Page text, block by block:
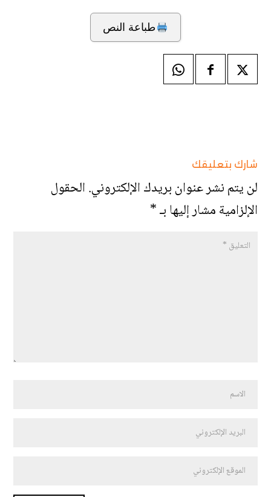
طباعة النص
شارك بتعليقك
لن يتم نشر عنوان بريدك الإلكتروني.الحقول
الإلزامية مشار إليها بـ*